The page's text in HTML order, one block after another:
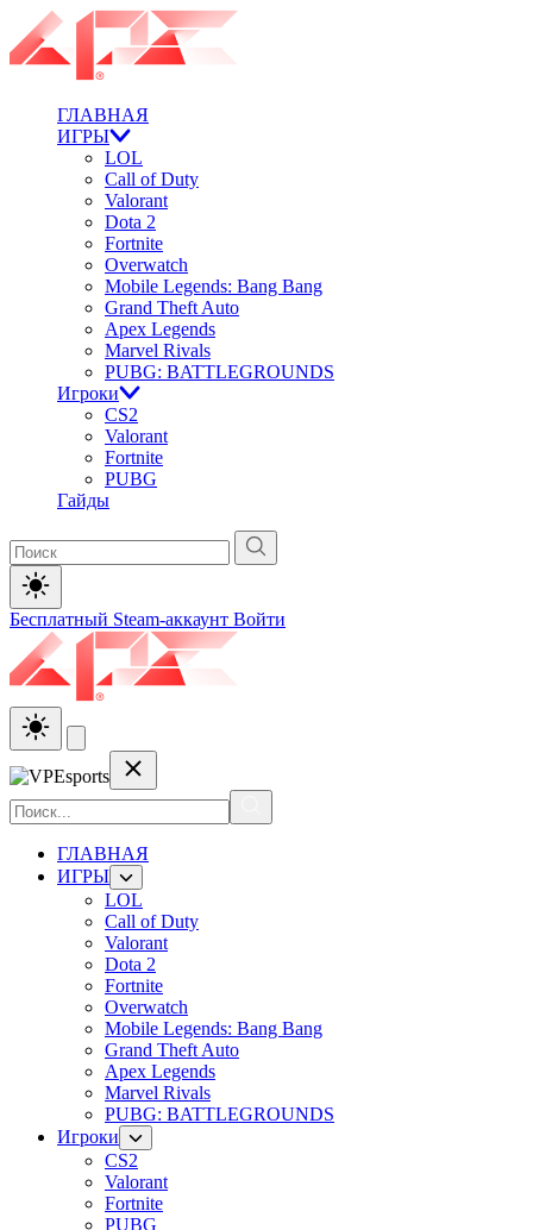
ГЛАВНАЯ
ИГРЫ
LOL
Call of Duty
Valorant
Dota 2
Fortnite
Overwatch
Mobile Legends: Bang Bang
Grand Theft Auto
Apex Legends
Marvel Rivals
PUBG: BATTLEGROUNDS
Игроки
CS2
Valorant
Fortnite
PUBG
Гайды
Бесплатный Steam-аккаунт Войти
ГЛАВНАЯ
ИГРЫ
LOL
Call of Duty
Valorant
Dota 2
Fortnite
Overwatch
Mobile Legends: Bang Bang
Grand Theft Auto
Apex Legends
Marvel Rivals
PUBG: BATTLEGROUNDS
Игроки
CS2
Valorant
Fortnite
PUBG